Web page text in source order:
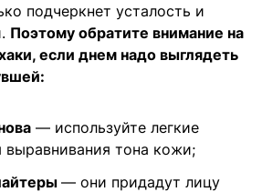
подчеркнет усталость и
Поэтому обратите внимание на
если днем надо выглядеть
— используйте легкие
выравнивания тона кожи;
— они придадут лицу